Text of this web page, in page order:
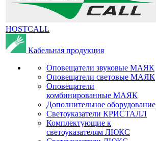
HOSTCALL
Кабельная продукция
Оповещатели звуковые МАЯК
Оповещатели световые МАЯК
Оповещатели
комбинированные МАЯК
Дополнительное оборудование
Светоуказатели КРИСТАЛЛ
Комплектующие к
светоуказателям ЛЮКС